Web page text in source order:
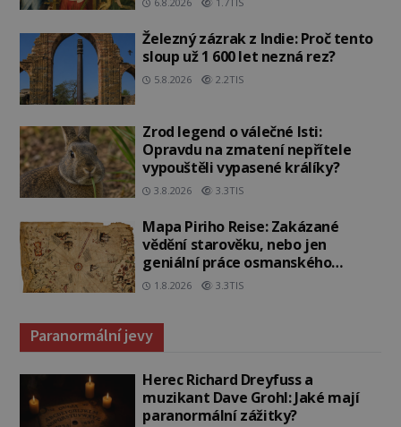
Železný zázrak z Indie: Proč tento
sloup už 1 600 let nezná rez?
5.8.2026 2.2TIS
Zrod legend o válečné lsti:
Opravdu na zmatení nepřítele
vypouštěli vypasené králíky?
3.8.2026 3.3TIS
Mapa Piriho Reise: Zakázané
vědění starověku, nebo jen
geniální práce osmanského
admirála?
1.8.2026 3.3TIS
Paranormální jevy
Herec Richard Dreyfuss a
muzikant Dave Grohl: Jaké mají
paranormální zážitky?